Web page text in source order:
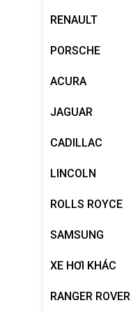
RENAULT
PORSCHE
ACURA
JAGUAR
CADILLAC
LINCOLN
ROLLS ROYCE
SAMSUNG
XE HƠI KHÁC
RANGER ROVER